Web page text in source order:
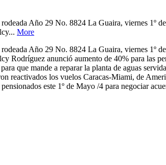
Año 29 No. 8824 La Guaira, viernes 1º
More
Año 29 No. 8824 La Guaira, viernes 1º
Rodríguez anunció aumento de 40% para las
que mande a reparar la planta de aguas
reactivados los vuelos Caracas-Miami, de
este 1º de Mayo /4 para negociar